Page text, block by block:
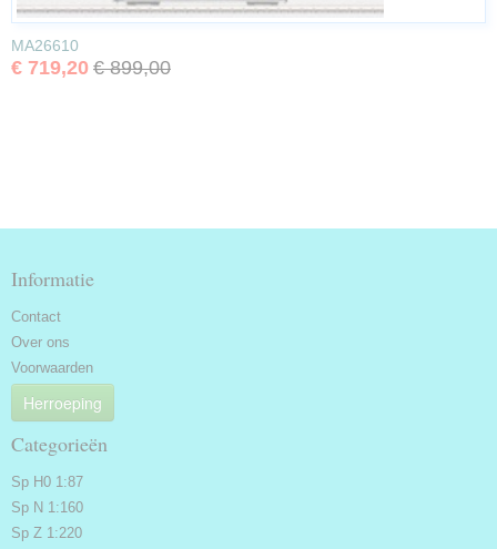
MA26610
€ 719,20 € 899,00
Informatie
Contact
Over ons
Voorwaarden
Herroeping
Categorieën
Sp H0 1:87
Sp N 1:160
Sp Z 1:220